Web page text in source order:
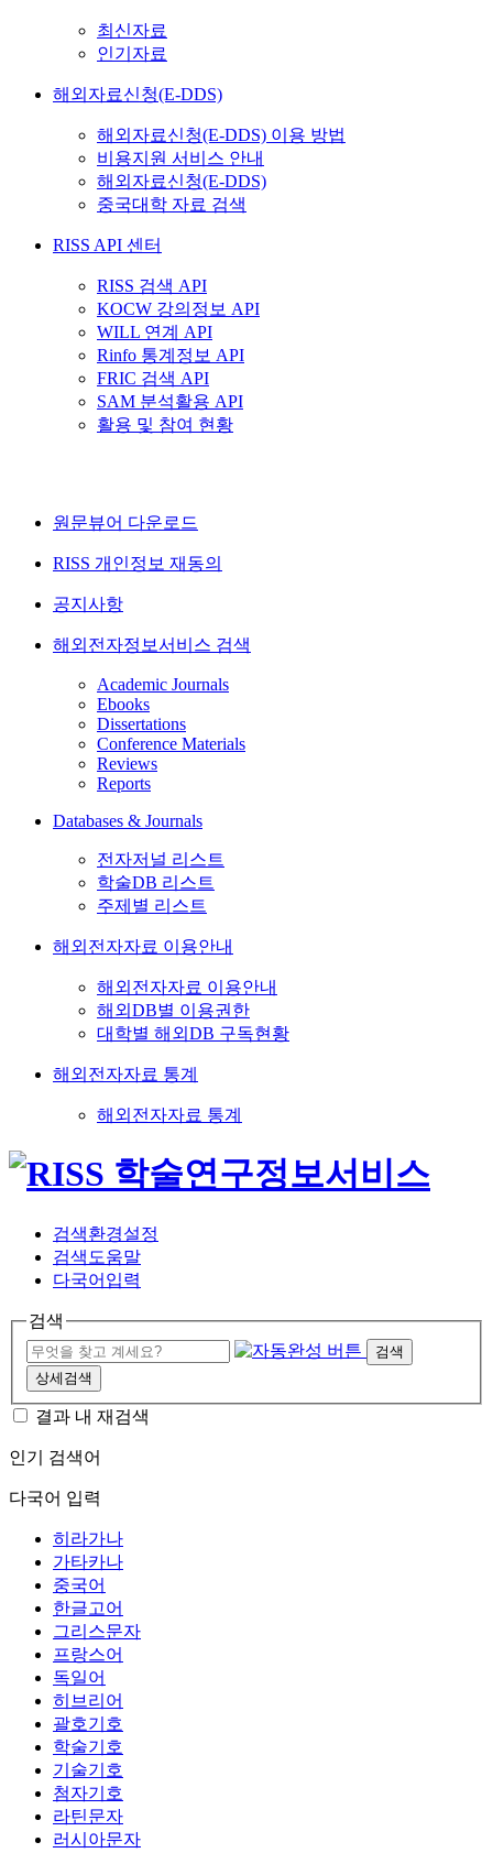
최신자료
인기자료
해외자료신청(E-DDS)
해외자료신청(E-DDS) 이용 방법
비용지원 서비스 안내
해외자료신청(E-DDS)
중국대학 자료 검색
RISS API 센터
RISS 검색 API
KOCW 강의정보 API
WILL 연계 API
Rinfo 통계정보 API
FRIC 검색 API
SAM 분석활용 API
활용 및 참여 현황
원문뷰어 다운로드
RISS 개인정보 재동의
공지사항
해외전자정보서비스 검색
Academic Journals
Ebooks
Dissertations
Conference Materials
Reviews
Reports
Databases & Journals
전자저널 리스트
학술DB 리스트
주제별 리스트
해외전자자료 이용안내
해외전자자료 이용안내
해외DB별 이용권한
대학별 해외DB 구독현황
해외전자자료 통계
해외전자자료 통계
검색환경설정
검색도움말
다국어입력
검색
검색
상세검색
결과 내 재검색
인기 검색어
다국어 입력
히라가나
가타카나
중국어
한글고어
그리스문자
프랑스어
독일어
히브리어
괄호기호
학술기호
기술기호
첨자기호
라틴문자
러시아문자